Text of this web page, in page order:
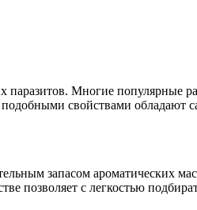
паразитов. Многие популярные
свойствами обладают
запасом ароматических
позволяет с легкостью